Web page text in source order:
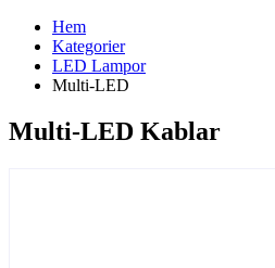
Hem
Kategorier
LED Lampor
Multi-LED
Multi-LED Kablar